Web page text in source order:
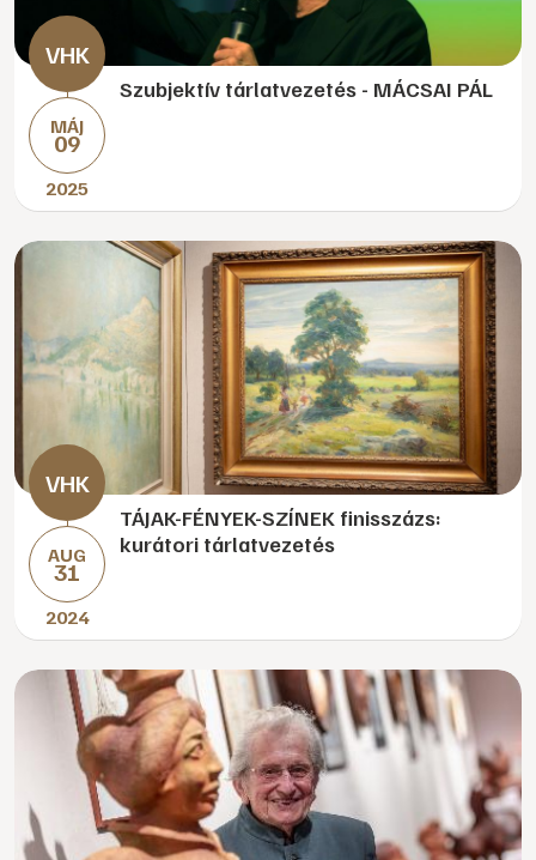
MÁJ
09
2025
Szubjektív tárlatvezetés - MÁCSAI PÁL
AUG
31
2024
TÁJAK-FÉNYEK-SZÍNEK finisszázs:
kurátori tárlatvezetés